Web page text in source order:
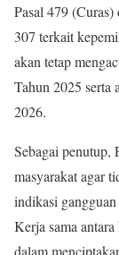
Pasal 479 (Curas)
307 terkait
akan tetap
Tahun 2025 serta
2026.
Sebagai penutup,
masyarakat agar
indikasi
Kerja sama
dalam